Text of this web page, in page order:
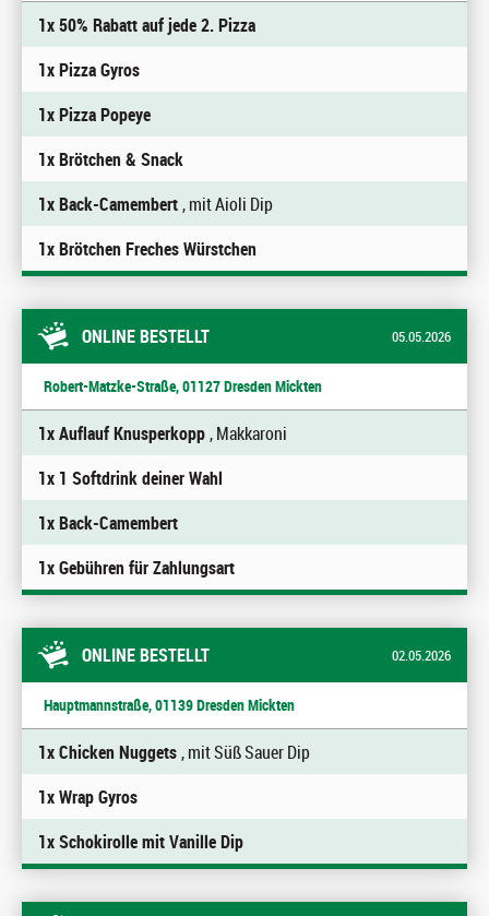
1x 50% Rabatt auf jede 2. Pizza
1x Pizza Gyros
1x Pizza Popeye
1x Brötchen & Snack
1x Back-Camembert, mit Aioli Dip
1x Brötchen Freches Würstchen
ONLINE BESTELLT 05.05.2026
Robert-Matzke-Straße, 01127 Dresden Mickten
1x Auflauf Knusperkopp, Makkaroni
1x 1 Softdrink deiner Wahl
1x Back-Camembert
1x Gebühren für Zahlungsart
ONLINE BESTELLT 02.05.2026
Hauptmannstraße, 01139 Dresden Mickten
1x Chicken Nuggets, mit Süß Sauer Dip
1x Wrap Gyros
1x Schokirolle mit Vanille Dip